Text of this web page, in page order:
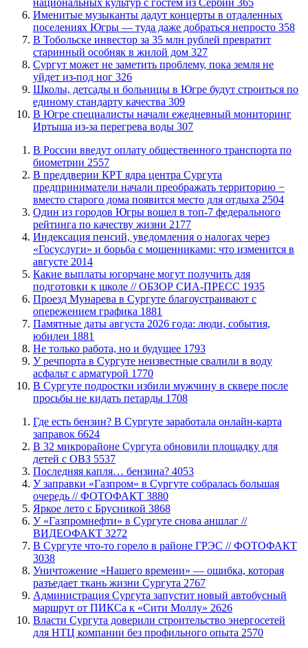
Именитые музыканты дадут концерты в отдаленных
поселениях Югры — туда даже добраться непросто 358
В Тобольске инвестор за 35 млн рублей превратит
старинный особняк в жилой дом 327
Сургут может не заметить проблему, пока земля не
уйдет из-под ног 326
Школы, детсады и больницы в Югре будут строиться по
единому стандарту качества 309
В Югре специалисты начали ежедневный мониторинг
Иртыша из-за перегрева воды 307
В России введут оплату общественного транспорта по
биометрии 2557
​В преддверии КРТ ядра центра Сургута
предприниматели начали преображать территорию −
вместо старого дома появится место для отдыха 2504
Один из городов Югры вошел в топ-7 федерального
рейтинга по качеству жизни 2177
​Индексация пенсий, уведомления о налогах через
«Госуслуги» и борьба с мошенниками: что изменится в
августе 2014
Какие выплаты югорчане могут получить для
подготовки к школе // ОБЗОР СИА-ПРЕСС 1935
​Проезд Мунарева в Сургуте благоустраивают с
опережением графика 1881
​Памятные даты августа 2026 года: люди, события,
юбилеи 1881
​Не только работа, но и будущее 1793
​У речпорта в Сургуте неизвестные свалили в воду
асфальт с арматурой 1770
В Сургуте подростки избили мужчину в сквере после
просьбы не кидать петарды 1708
​Где есть бензин? В Сургуте заработала онлайн-карта
заправок 6624
В 32 микрорайоне Сургута обновили площадку для
детей с ОВЗ 5537
​Последняя капля… бензина? 4053
​У заправки «Газпром» в Сургуте собралась большая
очередь // ФОТОФАКТ 3880
Яркое лето с Брусникой 3868
У «Газпромнефти» в Сургуте снова аншлаг //
ВИДЕОФАКТ 3272
​В Сургуте что-то горело в районе ГРЭС // ФОТОФАКТ
3038
​Уничтожение «Нашего времени» — ошибка, которая
разъедает ткань жизни Сургута 2767
​Администрация Сургута запустит новый автобусный
маршрут от ПИКСа к «Сити Моллу» 2626
Власти Сургута доверили строительство энергосетей
для НТЦ компании без профильного опыта 2570